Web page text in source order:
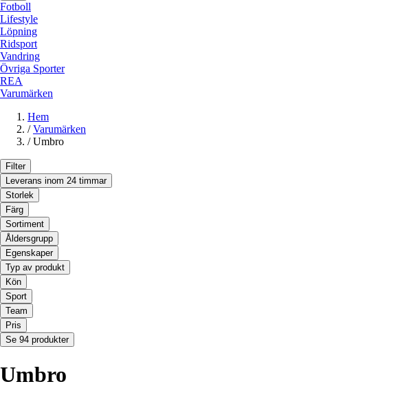
Fotboll
Lifestyle
Löpning
Ridsport
Vandring
Övriga Sporter
REA
Varumärken
Hem
/ Varumärken
/ Umbro
Filter
Leverans inom 24 timmar
Storlek
Färg
Sortiment
Åldersgrupp
Egenskaper
Typ av produkt
Kön
Sport
Team
Pris
Se 94 produkter
Umbro